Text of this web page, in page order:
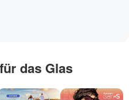
das Glas